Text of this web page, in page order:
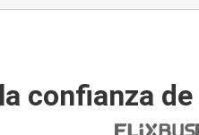
confianza